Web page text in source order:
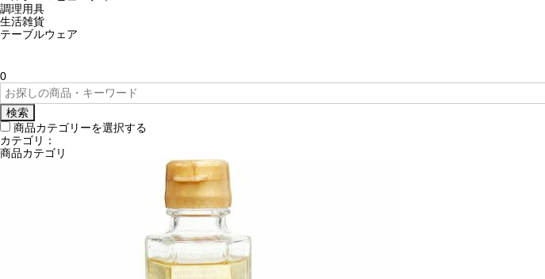
調理用具
生活雑貨
テーブルウェア
0
検索
商品カテゴリーを選択する
カテゴリ：
商品カテゴリ